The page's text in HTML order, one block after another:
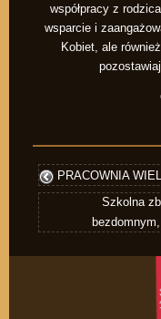
współpracy z
wsparcie i
Kobiet, ale
PRACOWNIA
Szkolna